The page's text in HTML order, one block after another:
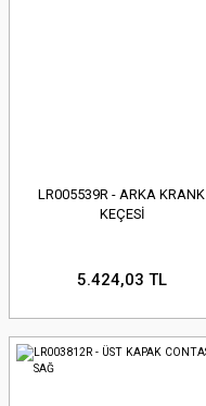
LR005539R - ARKA KRANK
KEÇESİ
5.424,03 TL